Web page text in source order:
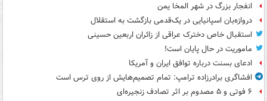
انفجار بزرگ در شهر المخا یمن
دروازه‌بان اسپانیایی در یک‌قدمی بازگشت به استقلال
استقبال خاص دخترک عراقی از زائران اربعین حسینی
ماموریت در حال پایان است!
ادعای بسنت درباره توافق ایران و آمریکا
افشاگری برادرزاده ترامپ: تمام تصمیم‌هایش از روی ترس است
۶ فوتی و ۵ مصدوم بر اثر تصادف زنجیره‌ای